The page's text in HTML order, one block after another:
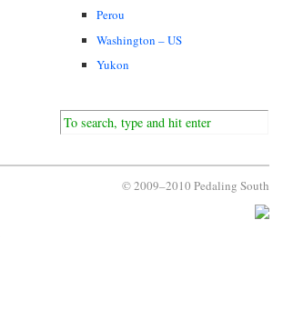
Perou
Washington – US
Yukon
© 2009–2010 Pedaling South